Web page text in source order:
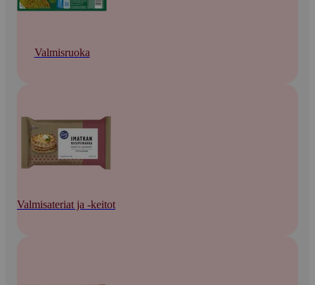
Valmisruoka
Valmisateriat ja -keitot